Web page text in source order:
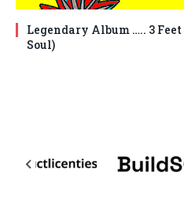
Legendary Album ….. 3
Soul)